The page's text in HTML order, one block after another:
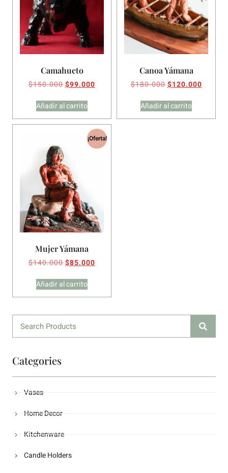
Categories
Vases
Home Decor
Kitchenware
Candle Holders
Camahueto
$150.000$99.000
Añadir al carrito
Canoa Yámana
$180.000 $120.000
Añadir al carrito
¡Oferta!
Mujer Yámana
$140.000$85.000
Añadir al carrito